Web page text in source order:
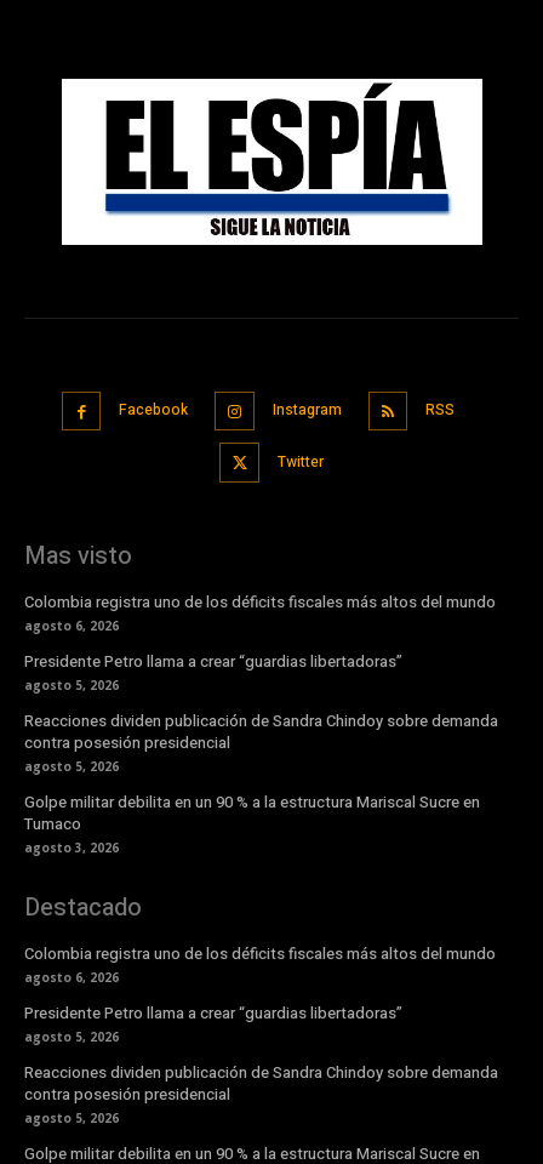
Facebook Instagram RSS
Twitter
Mas visto
Colombia registra uno de los déficits fiscales más altos del mundo
agosto 6, 2026
Presidente Petro llama a crear “guardias libertadoras”
agosto 5, 2026
Reacciones dividen publicación de Sandra Chindoy sobre demanda
contra posesión presidencial
agosto 5, 2026
Golpe militar debilita en un 90 % a la estructura Mariscal Sucre en
Tumaco
agosto 3, 2026
Destacado
Colombia registra uno de los déficits fiscales más altos del mundo
agosto 6, 2026
Presidente Petro llama a crear “guardias libertadoras”
agosto 5, 2026
Reacciones dividen publicación de Sandra Chindoy sobre demanda
contra posesión presidencial
agosto 5, 2026
Golpe militar debilita en un 90 % a la estructura Mariscal Sucre en